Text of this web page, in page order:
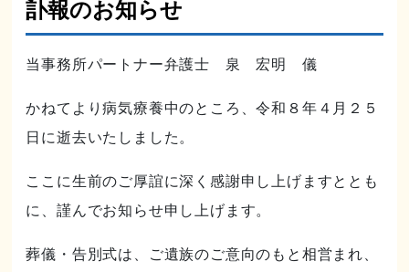
訃報のお知らせ
当事務所パートナー弁護士 泉 宏明 儀
かねてより病気療養中のところ、令和８年４月２５
日に逝去いたしました。
ここに生前のご厚誼に深く感謝申し上げますととも
に、謹んでお知らせ申し上げます。
葬儀・告別式は、ご遺族のご意向のもと相営まれ、